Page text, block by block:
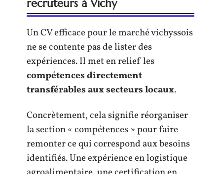
recruteurs à Vichy
Un CV efficace pour le marché vichyssois
ne se contente pas de lister des
expériences. Il met en relief les
compétences directement
transférables aux secteurs locaux.
Concrètement, cela signifie réorganiser
la section « compétences » pour faire
remonter ce qui correspond aux besoins
identifiés. Une expérience en logistique